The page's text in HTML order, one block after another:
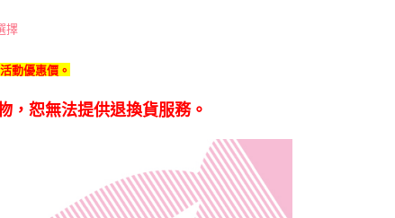
擇
動優惠價。
，恕無法提供退換貨服務。